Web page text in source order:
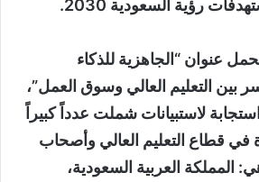
رؤية السعودية 2030.
عنوان “الجاهزية للذكاء
بين التعليم العالي وسوق العمل”،
إلى أكثر من 2,700 استجابة لاستبيانات شملت عدداً كبيراً
في قطاع التعليم العالي وأصحاب
العربية السعودية،